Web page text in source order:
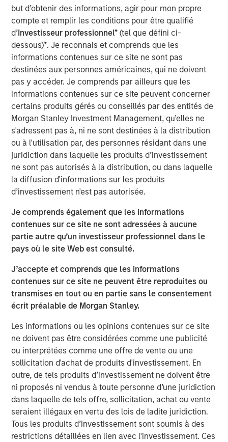
but d’obtenir des informations, agir pour mon propre
compte et remplir les conditions pour être qualifié
d’Investisseur professionnel*(tel que défini ci-
dessous)*. Je reconnais et comprends que les
informations contenues sur ce site ne sont pas
destinées aux personnes américaines, qui ne doivent
pas y accéder. Je comprends par ailleurs que les
informations contenues sur ce site peuvent concerner
certains produits gérés ou conseillés par des entités de
Morgan Stanley Investment Management, qu’elles ne
s'adressent pas à, ni ne sont destinées à la distribution
ou à l'utilisation par, des personnes résidant dans une
juridiction dans laquelle les produits d’investissement
ne sont pas autorisés à la distribution, ou dans laquelle
la diffusion d'informations sur les produits
d’investissement n'est pas autorisée.
Je comprends également que les informations
contenues sur ce site ne sont adressées à aucune
partie autre qu’un investisseur professionnel dans le
pays où le site Web est consulté.
J’accepte et comprends que les informations
contenues sur ce site ne peuvent être reproduites ou
transmises en tout ou en partie sans le consentement
écrit préalable de Morgan Stanley.
Les informations ou les opinions contenues sur ce site
ne doivent pas être considérées comme une publicité
ou interprétées comme une offre de vente ou une
sollicitation d'achat de produits d'investissement. En
outre, de tels produits d’investissement ne doivent être
ni proposés ni vendus à toute personne d’une juridiction
dans laquelle de tels offre, sollicitation, achat ou vente
seraient illégaux en vertu des lois de ladite juridiction.
Tous les produits d’investissement sont soumis à des
restrictions détaillées en lien avec l'investissement. Ces
The Portfolio Solutions Group is a comprehensive multi-
asset business, with activity across all asset strategies
and types (traditional and alternative), through solutions
that span fully liquid (public assets), comprehensive
(public and private assets) and fully private portfolios.
Offerings are delivered via a managed portfolio or model,
in discretionary or advisory format.
Idées liées
TRIMESTRIELLES
The BEAT™ for Q3 2026 - August
WEBINAR
MENSUELLES
The BEAT™ Video - T2 2026
Analyses mises en avant